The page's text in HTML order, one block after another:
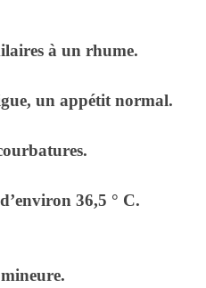
à un rhume.
un appétit normal.
36,5 ° C.